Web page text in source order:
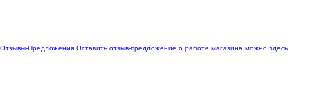
Отзывы-Предложения Оставить отзыв-предложение о работе магазина можно здесь